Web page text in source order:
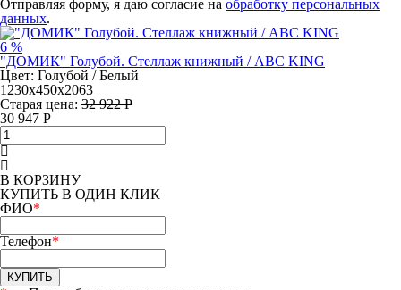
Отправляя форму, я даю согласие на обработку персональных
данных.
6 %
"ДОМИК" Голубой. Стеллаж книжный / ABC KING
Цвет: Голубой / Белый
1230х450х2063
Старая цена: 32 922 Р
30 947 Р
В КОРЗИНУ
КУПИТЬ В ОДИН КЛИК
ФИО*
Телефон*
КУПИТЬ